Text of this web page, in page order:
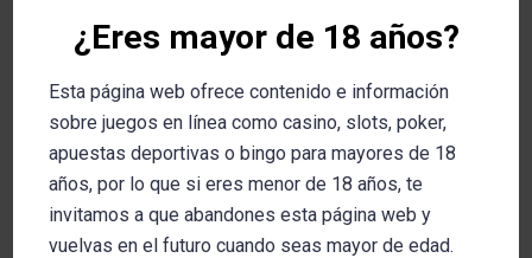
¿Eres mayor de 18 años?
Esta página web ofrece contenido e información
sobre juegos en línea como casino, slots, poker,
apuestas deportivas o bingo para mayores de 18
años, por lo que si eres menor de 18 años, te
invitamos a que abandones esta página web y
vuelvas en el futuro cuando seas mayor de edad.
formato accesible.
Para quienes no se sienten particularmente atraídos por la
temática, la propuesta puede funcionar igualmente bien
debido al buen equilibrio entre la familiaridad de los
comodines multiplicadores expansivos y las novedades en
su evolución técnica.